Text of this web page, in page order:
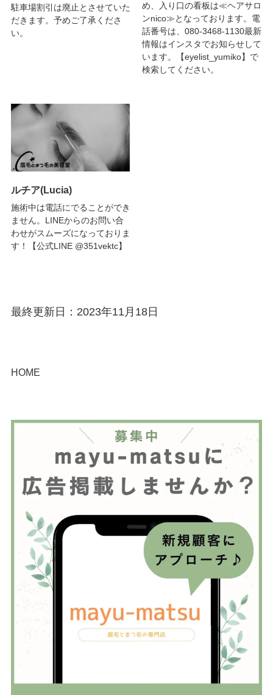
駐車場割引は廃止とさせていた
だきます。予めご了承くださ
い。
め、入り口の看板は≪ヘアサロ
ンnico≫となっております。電
話番号は、080-3468-1130最新
情報はインスタでお知らせして
います。【eyelist_yumiko】で
検索してください。
ルチア(Lucia)
施術中は電話にでることができ
ません。LINEからのお問い合
わせがスムーズになっておりま
す！【公式LINE @351vektc】
最終更新日：2023年11月18日
HOME